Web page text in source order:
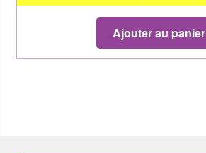
Ajouter au panier